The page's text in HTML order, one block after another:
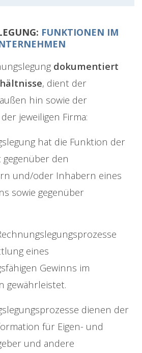
FUNKTIONEN IM
dokumentiert
, dient der
hin sowie der
jeweiligen Firma:
hat die Funktion der
gegenüber den
und/oder Inhabern eines
sowie gegenüber
eines
Gewinns im
gewährleistet.
dienen der
für Eigen- und
und andere